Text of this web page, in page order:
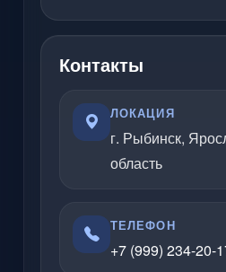
Контакты
ЛОКАЦИЯ
г. Рыбинск,
область
ТЕЛЕФОН
+7 (999) 234-20-